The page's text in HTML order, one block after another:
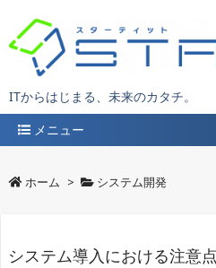
ITからはじまる、未来のカタチ。
メニュー
ホーム > システム開発
システム導入における注意